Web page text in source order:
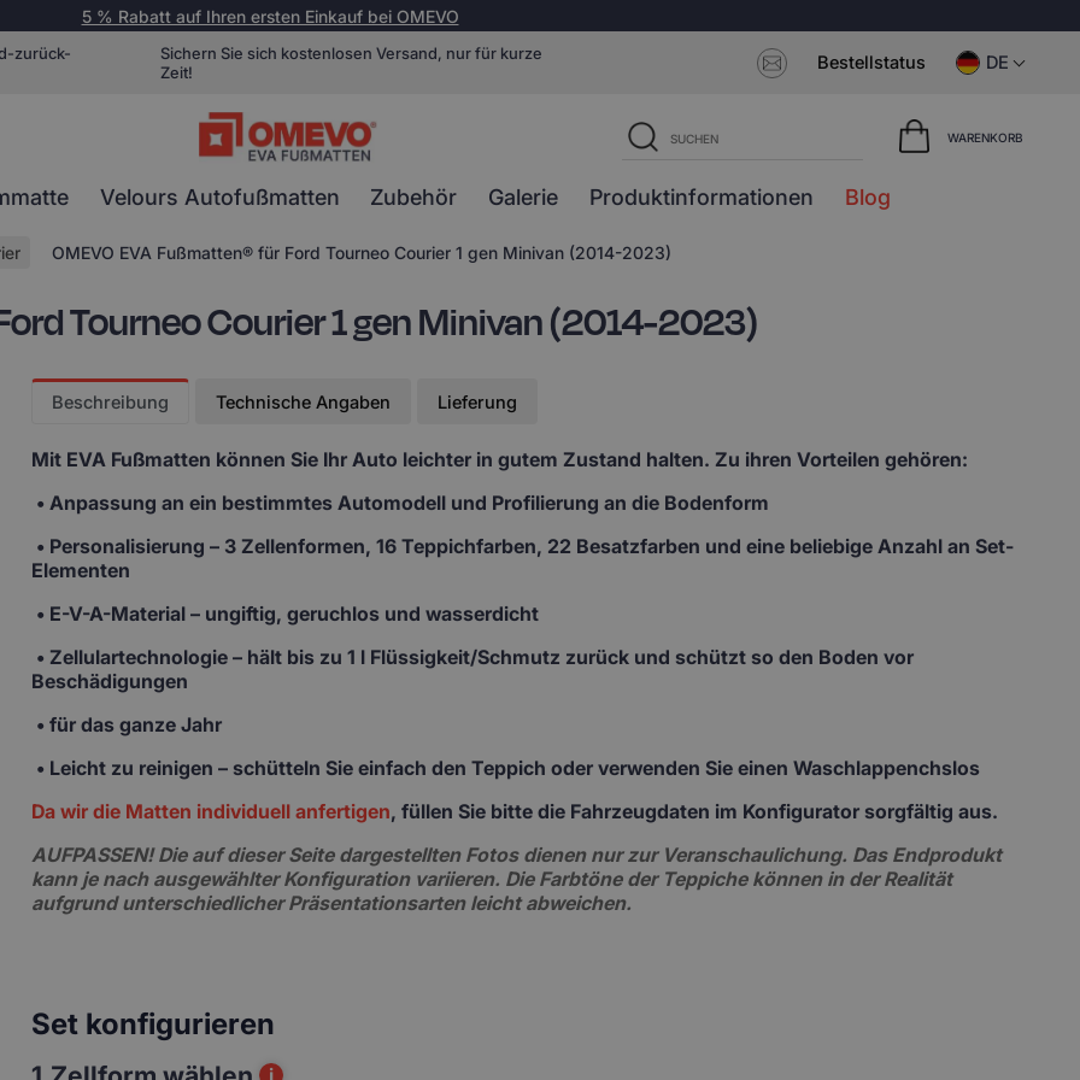
5 % Rabatt auf Ihren ersten Einkauf bei OMEVO
zurück-
Sichern Sie sich kostenlosen Versand, nur für kurze
Zeit!
Bestellstatus DE
WARENKORB
Velours Autofußmatten Zubehör Galerie Produktinformationen Blog
OMEVO EVA Fußmatten® für Ford Tourneo Courier 1 gen Minivan (2014-2023)
Tourneo Courier 1 gen Minivan (2014-2023)
Beschreibung Technische Angaben Lieferung
Mit EVA Fußmatten können Sie Ihr Auto leichter in gutem Zustand halten. Zu ihren Vorteilen gehören:
• Anpassung an ein bestimmtes Automodell und Profilierung an die Bodenform
• Personalisierung – 3 Zellenformen, 16 Teppichfarben, 22 Besatzfarben und eine beliebige Anzahl an Set-
Elementen
• E-V-A-Material– ungiftig, geruchlos und wasserdicht
• Zellulartechnologie– hält bis zu 1 l Flüssigkeit/Schmutz zurück und schützt so den Boden vor
Beschädigungen
• für das ganze Jahr
• Leicht zu reinigen – schütteln Sie einfach den Teppich oder verwenden Sie einen Waschlappenchslos
Da wir die Matten individuell anfertigen, füllen Sie bitte die Fahrzeugdaten im Konfigurator sorgfältig aus.
AUFPASSEN!Die auf dieser Seite dargestellten Fotos dienen nur zur Veranschaulichung. Das Endprodukt
kann je nach ausgewählter Konfiguration variieren. Die Farbtöne der Teppiche können in der Realität
aufgrund unterschiedlicher Präsentationsarten leicht abweichen.
Set konfigurieren
i